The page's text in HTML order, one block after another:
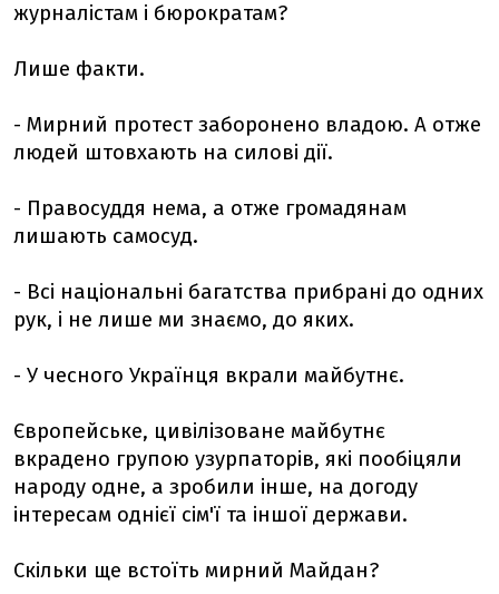
журналістам і бюрократам?
Лише факти.
- Мирний протест заборонено владою. А отже
людей штовхають на силові дії.
- Правосуддя нема, а отже громадянам
лишають самосуд.
- Всі національні багатства прибрані до одних
рук, і не лише ми знаємо, до яких.
- У чесного Українця вкрали майбутнє.
Європейське, цивілізоване майбутнє
вкрадено групою узурпаторів, які пообіцяли
народу одне, а зробили інше, на догоду
інтересам однієї сім'ї та іншої держави.
Скільки ще встоїть мирний Майдан?